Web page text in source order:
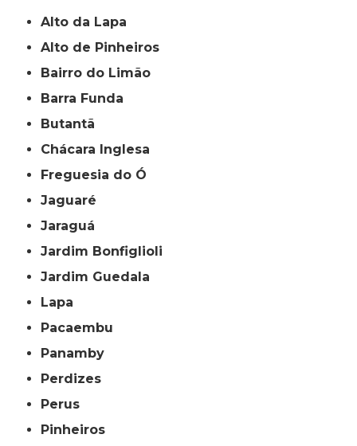
Alto da Lapa
Alto de Pinheiros
Bairro do Limão
Barra Funda
Butantã
Chácara Inglesa
Freguesia do Ó
Jaguaré
Jaraguá
Jardim Bonfiglioli
Jardim Guedala
Lapa
Pacaembu
Panamby
Perdizes
Perus
Pinheiros